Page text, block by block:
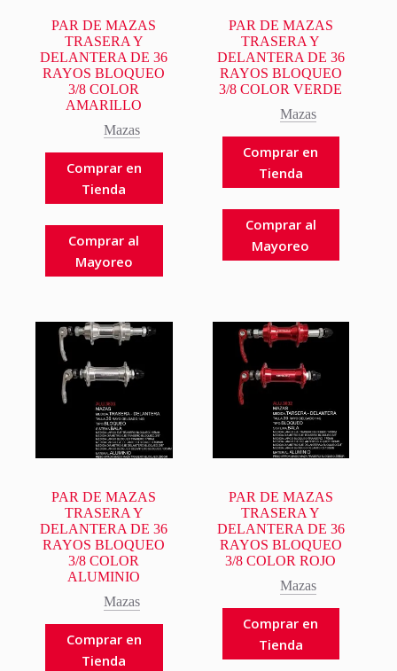
PAR DE MAZAS
TRASERA Y
DELANTERA DE 36
RAYOS BLOQUEO
3/8 COLOR
AMARILLO
Mazas
Comprar en
Tienda
Comprar al
Mayoreo
PAR DE MAZAS
TRASERA Y
DELANTERA DE 36
RAYOS BLOQUEO
3/8 COLOR VERDE
Mazas
Comprar en
Tienda
Comprar al
Mayoreo
PAR DE MAZAS
TRASERA Y
DELANTERA DE 36
RAYOS BLOQUEO
3/8 COLOR
ALUMINIO
Mazas
Comprar en
Tienda
PAR DE MAZAS
TRASERA Y
DELANTERA DE 36
RAYOS BLOQUEO
3/8 COLOR ROJO
Mazas
Comprar en
Tienda